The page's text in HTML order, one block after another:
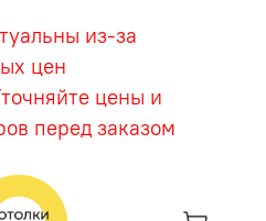
из-за
цен
цены и
перед заказом